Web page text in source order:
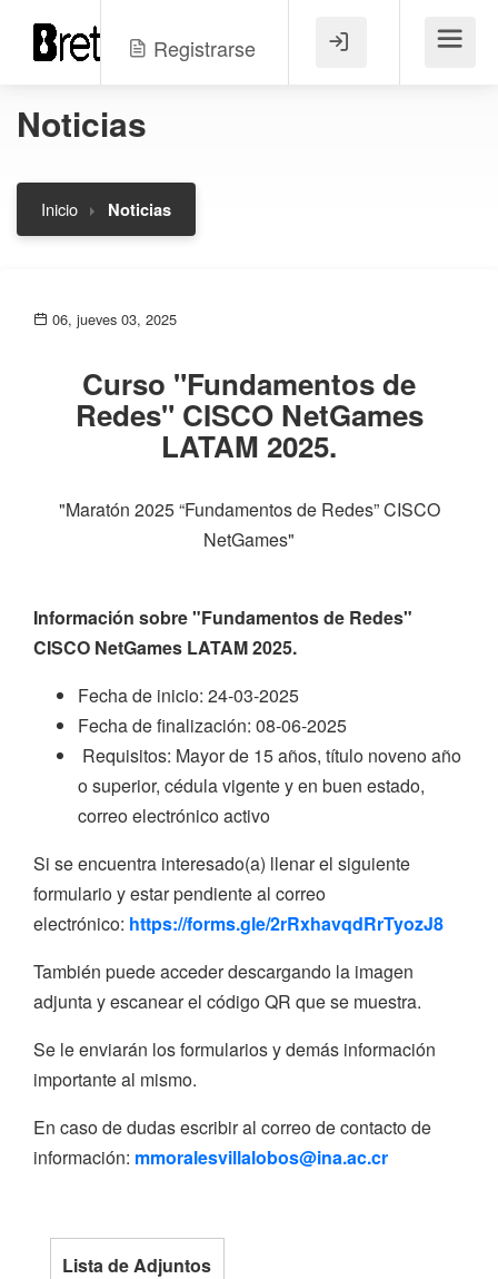
Registrarse Menú
Noticias
Inicio Noticias
06, jueves 03, 2025
Curso "Fundamentos de
Redes" CISCO NetGames
LATAM 2025.
"Maratón 2025 “Fundamentos de Redes” CISCO
NetGames"
Información sobre "Fundamentos de Redes"
CISCO NetGames LATAM 2025.
Fecha de inicio: 24-03-2025
Fecha de finalización: 08-06-2025
Requisitos: Mayor de 15 años, título noveno año
o superior, cédula vigente y en buen estado,
correo electrónico activo
Si se encuentra interesado(a) llenar el siguiente
formulario y estar pendiente al correo
electrónico: https://forms.gle/2rRxhavqdRrTyozJ8
También puede acceder descargando la imagen
adjunta y escanear el código QR que se muestra.
Se le enviarán los formularios y demás información
importante al mismo.
En caso de dudas escribir al correo de contacto de
información: mmoralesvillalobos@ina.ac.cr
Lista de Adjuntos